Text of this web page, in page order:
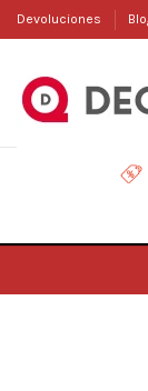
Devoluciones